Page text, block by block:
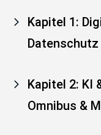
Kapitel 1:
Datenschutz
Kapitel 2: KI
Omnibus &